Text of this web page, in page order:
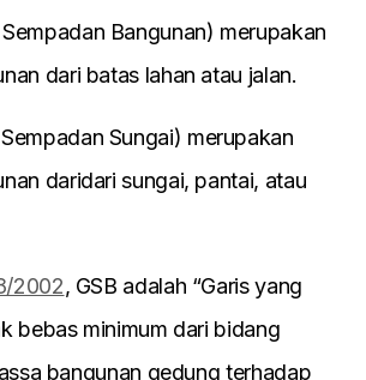
Sempadan Bangunan) merupakan
dari batas lahan atau jalan.
Sungai) merupakan
daridari sungai, pantai, atau
2002, GSB adalah “Garis yang
bebas minimum dari bidang
bangunan gedung terhadap